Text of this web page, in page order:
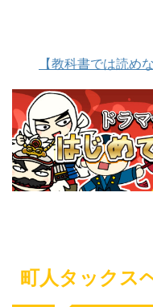
【教科書では読め
町人タックス